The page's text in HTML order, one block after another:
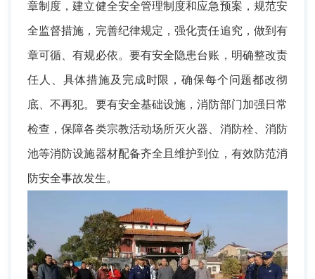
章制度，建立健全安全管理制度和应急预案，规范安
全监督措施，完善纪律规定，强化责任追究，做到有
章可循、有规必依。要有安全隐患台账，明确整改责
任人、具体措施及完成时限，确保每个问题都改彻
底、不再犯。要有安全基础设施，消防部门加强日常
检查，保障各类宗教活动场所灭火器、消防栓、消防
池等消防设施器材配备齐全且维护到位，有效防范消
防安全事故发生。